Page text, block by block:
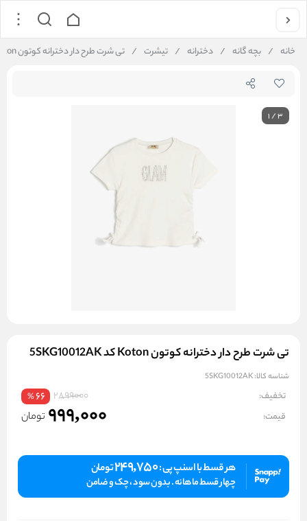
خانه / بچه گانه / دخترانه / تیشرت / تی شرت طرح دار دخترانه کوتون Koton کد 5SKG10012AK
1/3
تی شرت طرح دار دخترانه کوتون Koton کد 5SKG10012AK
شناسه کالا:5SKG10012AK
تخفیف: 2899000
66
%
قیمت: 999,000 تومان
هر قسط با اسنپ پی :249,750تومان
چهار قسط ماهانه . بدون سود ، چک و ضامن